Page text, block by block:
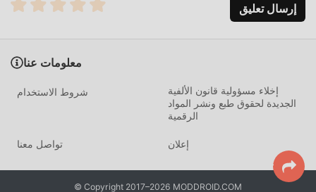
إعادة كتابة هذا الموقف. هنا ، لا تحتاج إلى إنفاق معظم طاقتك
وتكرار ""التراكم"" الممل بعض الشيء. يمكن أن تساعدك التعديلات
بسهولة على حذف هذه العملية ، مما يساعدك على التركيز على
التحميل الان
في حزمة تثبيت moddroid بنقرة واحدة ، وهناك المزيد من ألعاب
mod الشائعة المجانية في انتظار لتلعب ، ماذا تنتظر ، قم بتنزيله
الآن!
إرسال تعليق
معلومات عنا
شروط الاستخدام
إخلاء مسؤولية قانون الألفية
الجديدة لحقوق طبع ونشر المواد
الرقمية
تواصل معنا إعلان
© Copyright 2017–2026 MODDROID.COM